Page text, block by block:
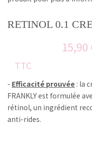
RETINOL 0.1
15,90
TTC
- Efficacité prouvée : la
FRANKLY est formulée
rétinol, un ingrédient
anti-rides.